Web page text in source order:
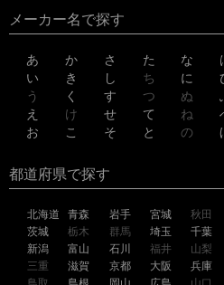
メーカー名で探す
あ
い
う
え
お
か
き
く
け
こ
さ
し
す
せ
そ
た
ち
つ
て
と
な
に
ぬ
ね
の
都道府県で探す
北海道 青森 岩手 宮城 秋田
茨城
栃木 群馬 埼玉 千葉
新潟
富山 石川 福井 山梨
三重
滋賀 京都 大阪 兵庫